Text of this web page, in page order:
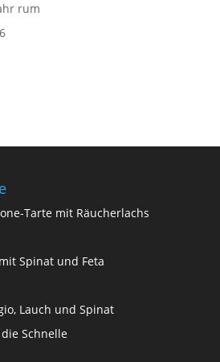
rum
Tarte mit Räucherlachs
Spinat und Feta
Lauch und Spinat
Schnelle